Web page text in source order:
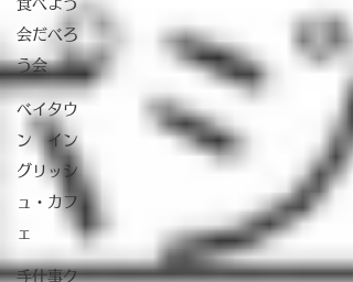
食べよう
会だべろ
う会
ベイタウ
ン イン
グリッシ
ュ・カフ
ェ
手仕事ク